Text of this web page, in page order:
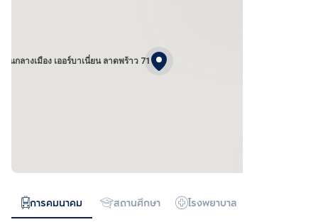
านกลางเมือง เออร์บาเนี่ยน ลาดพร้าว 71
การคมนาคม สถานศึกษา โรงพยาบาล